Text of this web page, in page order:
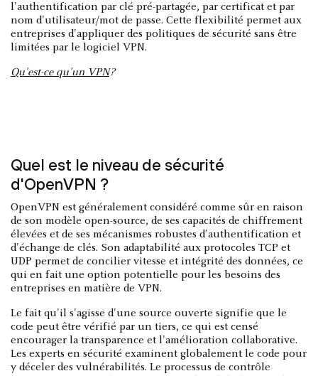
l'authentification par clé pré-partagée, par certificat et par
nom d'utilisateur/mot de passe. Cette flexibilité permet aux
entreprises d'appliquer des politiques de sécurité sans être
limitées par le logiciel VPN.
Qu'est-ce qu'un VPN?
Quel est le niveau de sécurité
d'OpenVPN ?
OpenVPN est généralement considéré comme sûr en raison
de son modèle open-source, de ses capacités de chiffrement
élevées et de ses mécanismes robustes d'authentification et
d'échange de clés. Son adaptabilité aux protocoles TCP et
UDP permet de concilier vitesse et intégrité des données, ce
qui en fait une option potentielle pour les besoins des
entreprises en matière de VPN.
Le fait qu'il s'agisse d'une source ouverte signifie que le
code peut être vérifié par un tiers, ce qui est censé
encourager la transparence et l'amélioration collaborative.
Les experts en sécurité examinent globalement le code pour
y déceler des vulnérabilités. Le processus de contrôle